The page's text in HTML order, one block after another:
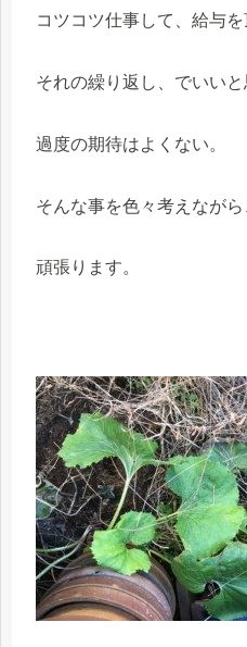
コツコツ仕事して、給与を
それの繰り返し、でいいと
過度の期待はよくない。
そんな事を色々考えながら
頑張ります。